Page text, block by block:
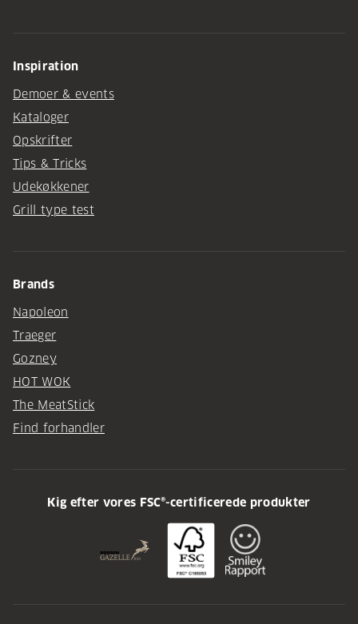
Inspiration
Demoer & events
Kataloger
Opskrifter
Tips & Tricks
Udekøkkener
Grill type test
Brands
Napoleon
Traeger
Gozney
HOT WOK
The MeatStick
Find forhandler
Kig efter vores FSC®-certificerede produkter